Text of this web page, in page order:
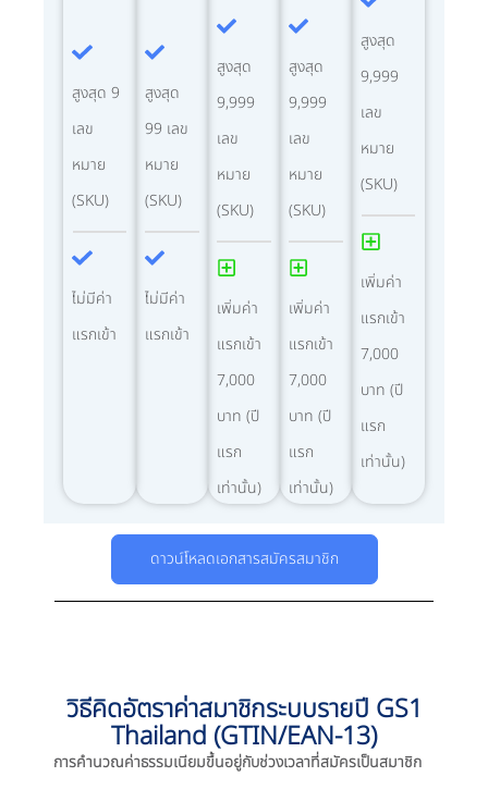
สูงสุด 9
เลข
หมาย
(SKU)
ไม่มีค่า
แรกเข้า
สูงสุด
99 เลข
หมาย
(SKU)
ไม่มีค่า
แรกเข้า
สูงสุด
9,999
เลข
หมาย
(SKU)
เพิ่มค่า
แรกเข้า
7,000
บาท (ปี
แรก
เท่านั้น)
สูงสุด
9,999
เลข
หมาย
(SKU)
เพิ่มค่า
แรกเข้า
7,000
บาท (ปี
แรก
เท่านั้น)
สูงสุด
9,999
เลข
หมาย
(SKU)
เพิ่มค่า
แรกเข้า
7,000
บาท (ปี
แรก
เท่านั้น)
ดาวน์โหลดเอกสารสมัครสมาชิก
วิธีคิดอัตราค่าสมาชิกระบบรายปี GS1
Thailand (GTIN/EAN-13)
การคำนวณค่าธรรมเนียมขึ้นอยู่กับช่วงเวลาที่สมัครเป็นสมาชิก